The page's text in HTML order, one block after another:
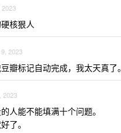
2023
核狠人
2023
瓣标记自动完成，我太天真了。
2023
人能不能填满十个问题。
了。